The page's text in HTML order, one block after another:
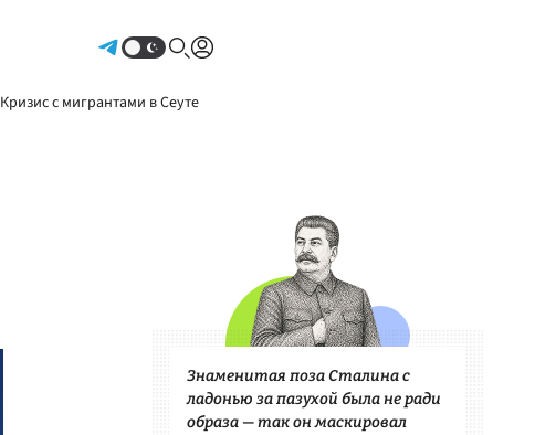
Кризис с мигрантами в Сеуте
Знаменитая поза Сталина с
ладонью за пазухой была не ради
образа — так он маскировал